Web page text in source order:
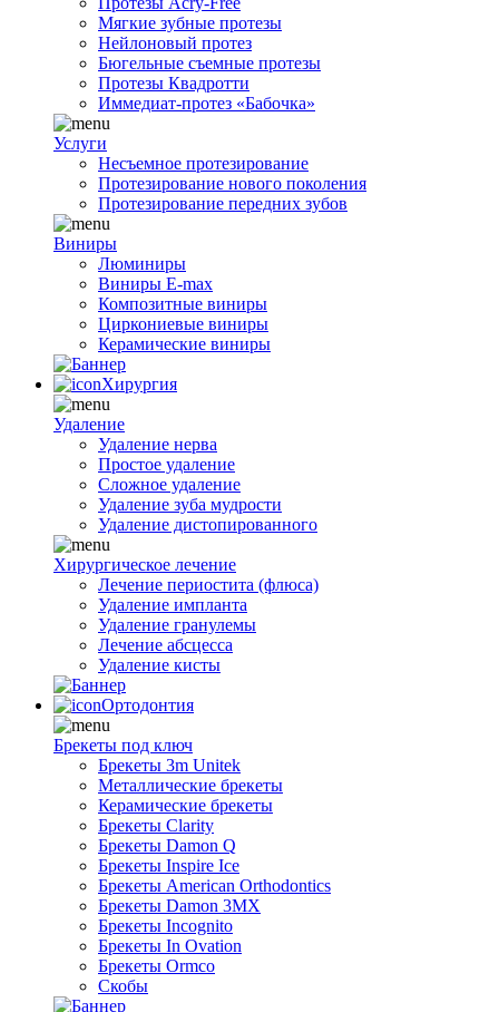
Мягкие зубные протезы
Нейлоновый протез
Бюгельные съемные протезы
Протезы Квадротти
Иммедиат-протез «Бабочка»
Услуги
Несъемное протезирование
Протезирование нового поколения
Протезирование передних зубов
Виниры
Люминиры
Виниры E-max
Композитные виниры
Циркониевые виниры
Керамические виниры
Хирургия
Удаление
Удаление нерва
Простое удаление
Сложное удаление
Удаление зуба мудрости
Удаление дистопированного
Хирургическое лечение
Лечение периостита (флюса)
Удаление импланта
Удаление гранулемы
Лечение абсцесса
Удаление кисты
Ортодонтия
Брекеты под ключ
Брекеты 3m Unitek
Металлические брекеты
Керамические брекеты
Брекеты Clarity
Брекеты Damon Q
Брекеты Inspire Ice
Брекеты American Orthodontics
Брекеты Damon 3MX
Брекеты Incognito
Брекеты In Ovation
Брекеты Ormco
Скобы